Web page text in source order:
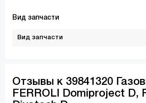
Вид запчасти
Вид запчасти
Отзывы к 39841320
FERROLI Domiproject D,